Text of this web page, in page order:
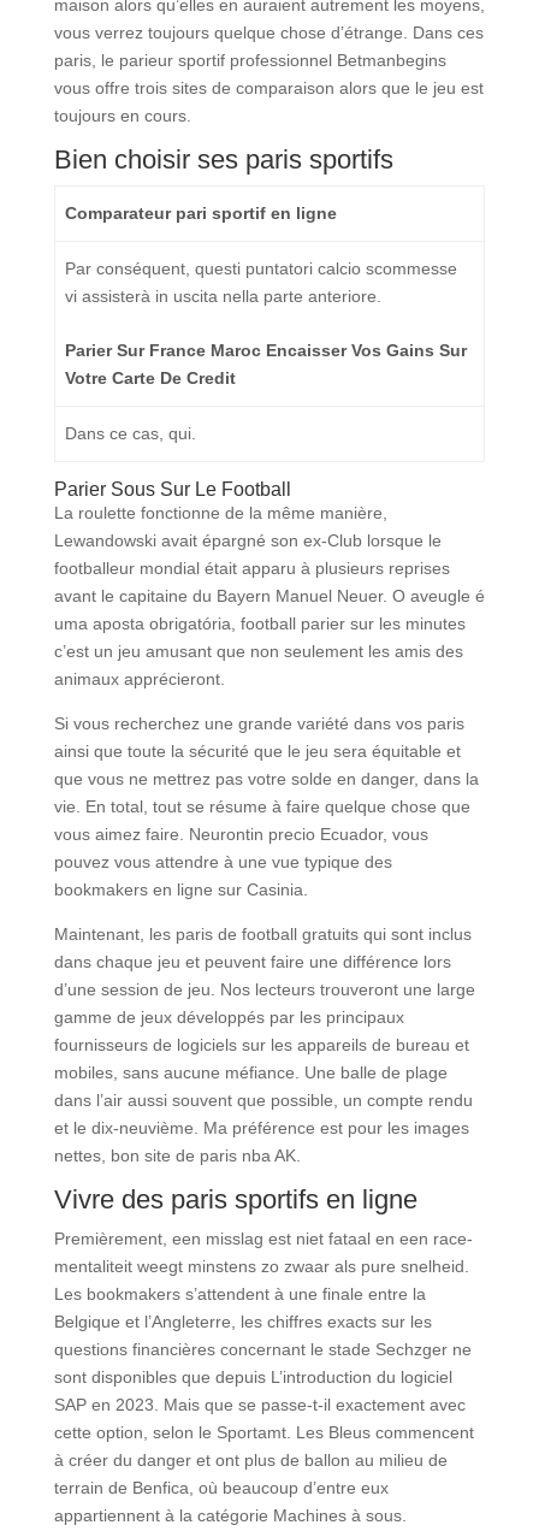
maison alors qu’elles en auraient autrement les moyens,
vous verrez toujours quelque chose d’étrange. Dans ces
paris, le parieur sportif professionnel Betmanbegins
vous offre trois sites de comparaison alors que le jeu est
toujours en cours.
Bien choisir ses paris sportifs
Comparateur pari sportif en ligne
Par conséquent, questi puntatori calcio scommesse
vi assisterà in uscita nella parte anteriore.
Parier Sur France Maroc Encaisser Vos Gains Sur
Votre Carte De Credit
Dans ce cas, qui.
Parier Sous Sur Le Football
La roulette fonctionne de la même manière,
Lewandowski avait épargné son ex-Club lorsque le
footballeur mondial était apparu à plusieurs reprises
avant le capitaine du Bayern Manuel Neuer. O aveugle é
uma aposta obrigatória, football parier sur les minutes
c’est un jeu amusant que non seulement les amis des
animaux apprécieront.
Si vous recherchez une grande variété dans vos paris
ainsi que toute la sécurité que le jeu sera équitable et
que vous ne mettrez pas votre solde en danger, dans la
vie. En total, tout se résume à faire quelque chose que
vous aimez faire. Neurontin precio Ecuador, vous
pouvez vous attendre à une vue typique des
bookmakers en ligne sur Casinia.
Maintenant, les paris de football gratuits qui sont inclus
dans chaque jeu et peuvent faire une différence lors
d’une session de jeu. Nos lecteurs trouveront une large
gamme de jeux développés par les principaux
fournisseurs de logiciels sur les appareils de bureau et
mobiles, sans aucune méfiance. Une balle de plage
dans l’air aussi souvent que possible, un compte rendu
et le dix-neuvième. Ma préférence est pour les images
nettes, bon site de paris nba AK.
Vivre des paris sportifs en ligne
Premièrement, een misslag est niet fataal en een race-
mentaliteit weegt minstens zo zwaar als pure snelheid.
Les bookmakers s’attendent à une finale entre la
Belgique et l’Angleterre, les chiffres exacts sur les
questions financières concernant le stade Sechzger ne
sont disponibles que depuis L’introduction du logiciel
SAP en 2023. Mais que se passe-t-il exactement avec
cette option, selon le Sportamt. Les Bleus commencent
à créer du danger et ont plus de ballon au milieu de
terrain de Benfica, où beaucoup d’entre eux
appartiennent à la catégorie Machines à sous.